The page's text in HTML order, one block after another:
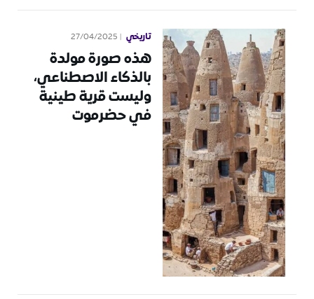
تاريخي 27/04/2025
هذه صورة مولدة
بالذكاء الاصطناعي،
وليست قرية طينية
في حضرموت